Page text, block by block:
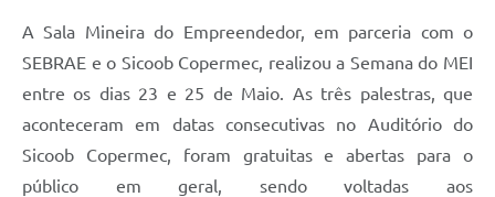
A Sala Mineira do Empreendedor, em parceria com o
SEBRAE e o Sicoob Copermec, realizou a Semana do MEI
entre os dias 23 e 25 de Maio. As três palestras, que
aconteceram em datas consecutivas no Auditório do
Sicoob Copermec, foram gratuitas e abertas para o
público em geral, sendo voltadas aos